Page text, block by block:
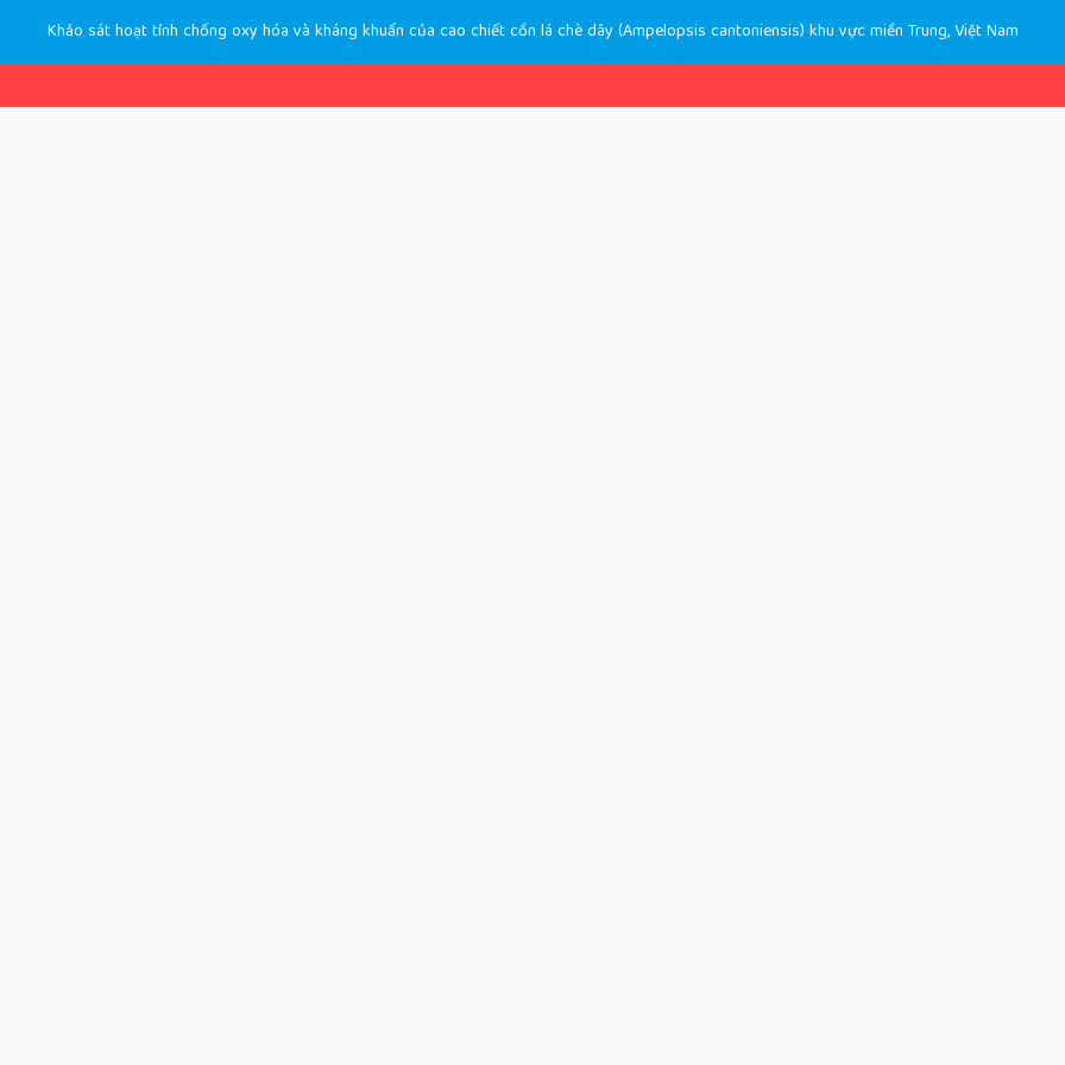
Khảo sát hoạt tính chống oxy hóa và kháng khuẩn của cao chiết cồn lá chè dây (Ampelopsis cantoniensis) khu vực miền Trung, Việt Nam